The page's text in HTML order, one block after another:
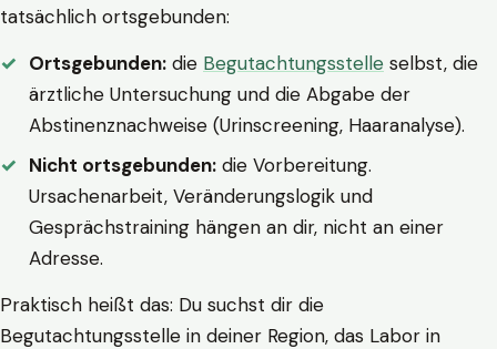
tatsächlich ortsgebunden:
Ortsgebunden: die Begutachtungsstelle selbst, die
ärztliche Untersuchung und die Abgabe der
Abstinenznachweise (Urinscreening, Haaranalyse).
Nicht ortsgebunden: die Vorbereitung.
Ursachenarbeit, Veränderungslogik und
Gesprächstraining hängen an dir, nicht an einer
Adresse.
Praktisch heißt das: Du suchst dir die
Begutachtungsstelle in deiner Region, das Labor in